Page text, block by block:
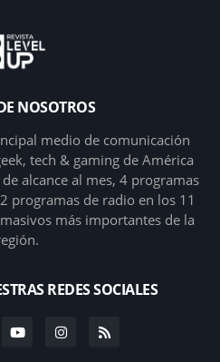
NOSOTROS
medio de comunicación
tech & gaming de América
alcance al mes, 4 programas
programas de radio en los 11
más importantes de la
REDES SOCIALES